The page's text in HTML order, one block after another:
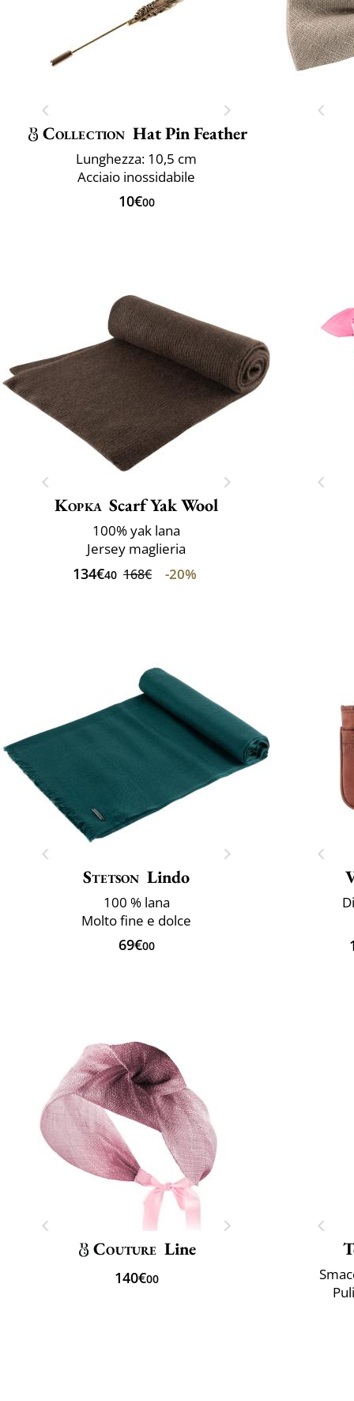
Collection Hat Pin Feather
Lunghezza: 10,5 cm
Acciaio inossidabile
10€00
Kopka Scarf Yak Wool
100% yak lana
Jersey maglieria
134€40 168€ -20%
Stetson Lindo
100 % lana
Molto fine e dolce
69€00
Couture Line
140€00